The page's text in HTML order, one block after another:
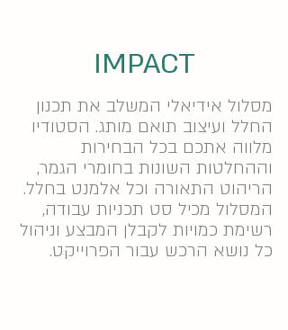
IMPACT
מסלול אידיאלי המשלב את תכנון
החלל ועיצוב תואם מותג. הסטודיו
מלווה אתכם בכל הבחירות
וההחלטות השונות בחומרי הגמר,
הריהוט התאורה וכל אלמנט בחלל.
המסלול מכיל סט תכניות עבודה,
רשימת כמויות לקבלן המבצע וניהול
כל נושא הרכש עבור הפרוייקט.